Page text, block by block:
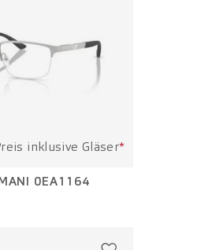
inklusive Gläser*
0EA1164